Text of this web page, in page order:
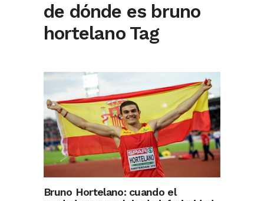
de dónde es bruno
hortelano Tag
Bruno Hortelano: cuando el